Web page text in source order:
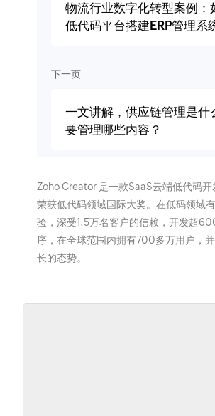
物流行业数字化转型案例：
低代码平台搭建ERP管理系
下一页
一文讲解，供应链管理是什
要管理哪些内容？
Zoho Creator 是一款SaaS云端低代码开
荣获低代码领域国际大奖。在低码领域
验，深受1.5万名客户的信赖，开发超
序，在全球范围内拥有700多万用户，
长的态势。